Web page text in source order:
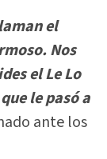
el
Nos
el Le Lo
le pasó a
ante los